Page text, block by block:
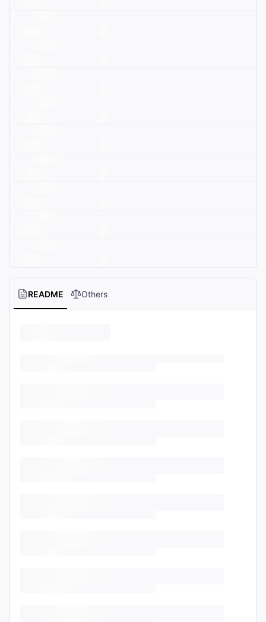
README Others